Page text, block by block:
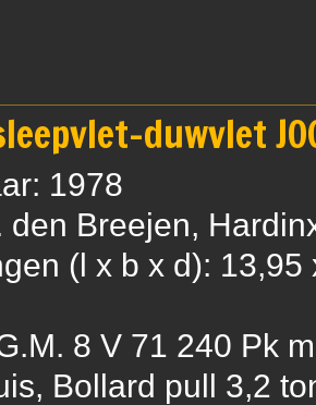
duwvlet
1978
den Breejen,
(l x b x d): 13,95
8 V 71 240 Pk
Bollard pull 3,2